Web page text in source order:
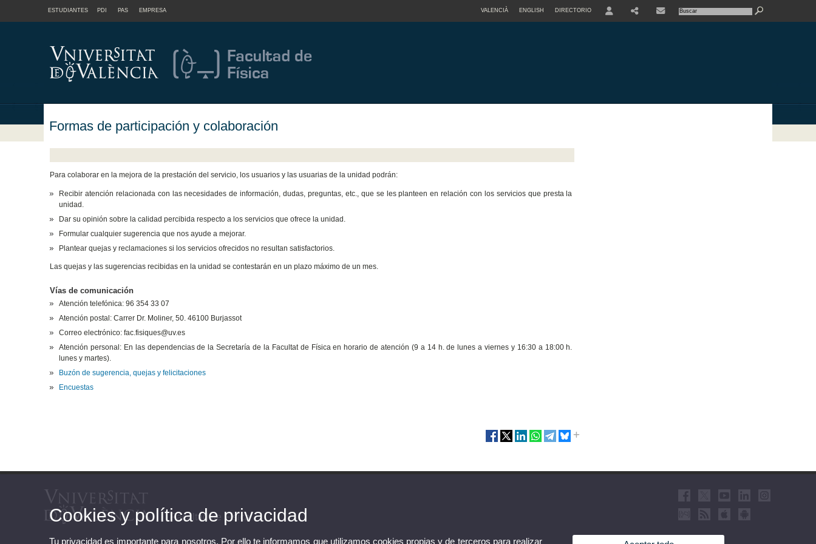
ESTUDIANTES PDI PAS EMPRESA VALENCIÀ ENGLISH DIRECTORIO
Formas de participación y colaboración
Para colaborar en la mejora de la prestación del servicio, los usuarios y las usuarias de la unidad podrán:
Recibir atención relacionada con las necesidades de información, dudas, preguntas, etc., que se les planteen en relación con los servicios que presta la
unidad.
Dar su opinión sobre la calidad percibida respecto a los servicios que ofrece la unidad.
Formular cualquier sugerencia que nos ayude a mejorar.
Plantear quejas y reclamaciones si los servicios ofrecidos no resultan satisfactorios.
Las quejas y las sugerencias recibidas en la unidad se contestarán en un plazo máximo de un mes.
Vías de comunicación
Atención telefónica: 96 354 33 07
Atención postal: Carrer Dr. Moliner, 50. 46100 Burjassot
Correo electrónico: fac.fisiques@uv.es
Atención personal: En las dependencias de la Secretaría de la Facultat de Física en horario de atención (9 a 14 h. de lunes a viernes y 16:30 a 18:00 h.
lunes y martes).
Buzón de sugerencia, quejas y felicitaciones
Encuestas
Facultad de Física
Cookies y política de privacidad
Tu privacidad es importante para nosotros. Por ello te informamos que utilizamos cookies propias y de terceros para realizar